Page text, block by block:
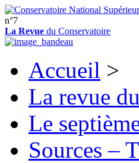
n°7
La Revue du Conservatoire
Accueil >
La revue
Le
Sources –